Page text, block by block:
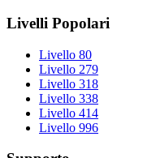
Livelli Popolari
Livello 80
Livello 279
Livello 318
Livello 338
Livello 414
Livello 996